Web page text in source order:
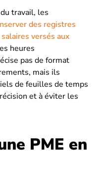
travail, les
des registres
versés aux
heures
pas de format
mais ils
de feuilles de temps
et à éviter les
PME en